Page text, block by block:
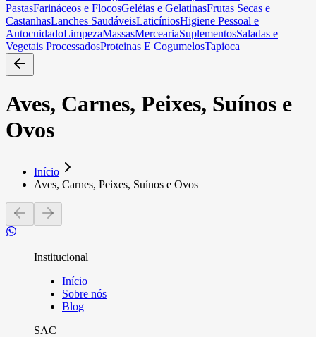
PastasFarináceos e FlocosGeléias e GelatinasFrutas Secas e
CastanhasLanches SaudáveisLaticíniosHigiene Pessoal e
AutocuidadoLimpezaMassasMerceariaSuplementosSaladas e
Vegetais ProcessadosProteinas E CogumelosTapioca
Aves, Carnes, Peixes, Suínos e
Ovos
Início
Aves, Carnes, Peixes, Suínos e Ovos
Institucional
Início
Sobre nós
Blog
SAC